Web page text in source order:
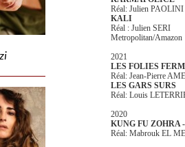
Réal: Julien PAOLINI
KALI
Réal : Julien SERI
Metropolitan/Amazon
2021
LES FOLIES
Réal: Jean-Pierre
LES GARS SURS
Réal: Louis
2020
KUNG FU ZOHRA
Réal: Mabrouk EL